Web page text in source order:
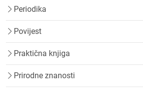
Periodika
Povijest
Praktična knjiga
Prirodne znanosti